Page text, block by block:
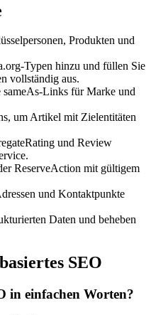
Produkten und
Typen hinzu und füllen Sie
vollständig aus.
sameAs-Links für Marke und
um Artikel mit Zielentitäten
und Review
ReserveAction mit gültigem
und Kontaktpunkte
Daten und beheben
SEO
in einfachen Worten?